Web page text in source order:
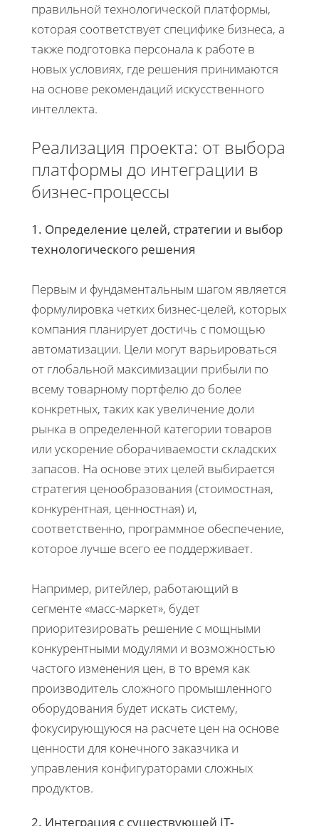
правильной технологической платформы,
которая соответствует специфике бизнеса, а
также подготовка персонала к работе в
новых условиях, где решения принимаются
на основе рекомендаций искусственного
интеллекта.
Реализация проекта: от выбора
платформы до интеграции в
бизнес-процессы
1. Определение целей, стратегии и выбор
технологического решения
Первым и фундаментальным шагом является
формулировка четких бизнес-целей, которых
компания планирует достичь с помощью
автоматизации. Цели могут варьироваться
от глобальной максимизации прибыли по
всему товарному портфелю до более
конкретных, таких как увеличение доли
рынка в определенной категории товаров
или ускорение оборачиваемости складских
запасов. На основе этих целей выбирается
стратегия ценообразования (стоимостная,
конкурентная, ценностная) и,
соответственно, программное обеспечение,
которое лучше всего ее поддерживает.
Например, ритейлер, работающий в
сегменте «масс-маркет», будет
приоритезировать решение с мощными
конкурентными модулями и возможностью
частого изменения цен, в то время как
производитель сложного промышленного
оборудования будет искать систему,
фокусирующуюся на расчете цен на основе
ценности для конечного заказчика и
управления конфигураторами сложных
продуктов.
2. Интеграция с существующей IT-